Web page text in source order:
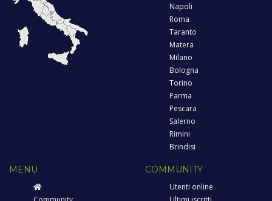
Napoli
Roma
Taranto
Matera
Milano
Bologna
Torino
Parma
Pescara
Salerno
Rimini
Brindisi
MENU COMMUNITY
Utenti online